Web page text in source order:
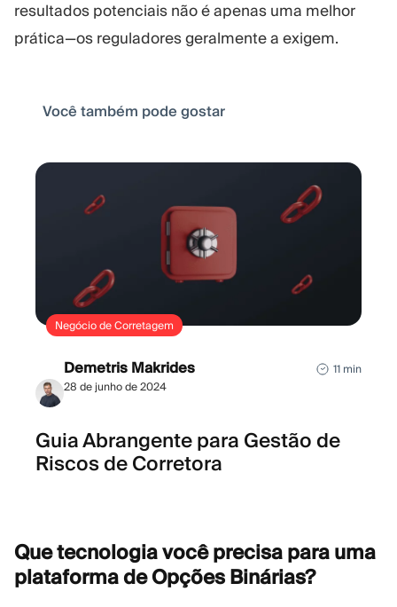
resultados potenciais não é apenas uma melhor
prática—os reguladores geralmente a exigem.
Você também pode gostar
Negócio de Corretagem
Demetris Makrides
28 de junho de 2024
11 min
Guia Abrangente para Gestão de
Riscos de Corretora
Que tecnologia você precisa para uma
plataforma de Opções Binárias?